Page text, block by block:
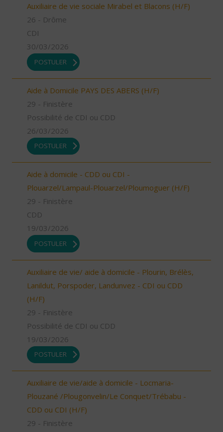
Auxiliaire de vie sociale Mirabel et Blacons (H/F)
26 - Drôme
CDI
30/03/2026
POSTULER
Aide à Domicile PAYS DES ABERS (H/F)
29 - Finistère
Possibilité de CDI ou CDD
26/03/2026
POSTULER
Aide à domicile - CDD ou CDI -
Plouarzel/Lampaul-Plouarzel/Ploumoguer (H/F)
29 - Finistère
CDD
19/03/2026
POSTULER
Auxiliaire de vie/ aide à domicile - Plourin, Brélès,
Lanildut, Porspoder, Landunvez - CDI ou CDD
(H/F)
29 - Finistère
Possibilité de CDI ou CDD
19/03/2026
POSTULER
Auxiliaire de vie/aide à domicile - Locmaria-
Plouzané /Plougonvelin/Le Conquet/Trébabu -
CDD ou CDI (H/F)
29 - Finistère